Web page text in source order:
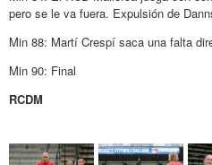
pero se le va fuera. Expulsión de
Min 88: Martí Crespí saca una falta
Min 90: Final
RCDM